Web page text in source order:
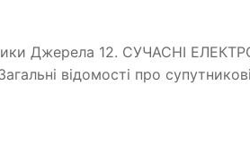
Джерела 12. СУЧАСНІ
відомості про супутникові